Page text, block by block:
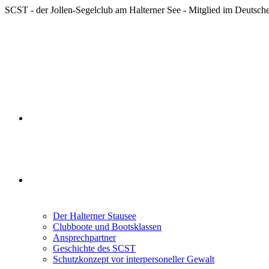
Zum
SCST - der Jollen-Segelclub am Halterner See - Mitglied im
Der Halterner Stausee
Clubboote und Bootsklassen
Ansprechpartner
Geschichte des SCST
Schutzkonzept vor interpersoneller Gewalt